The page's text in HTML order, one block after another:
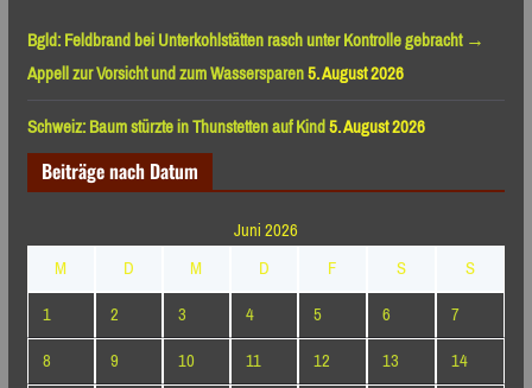
Bgld: Feldbrand bei Unterkohlstätten rasch unter Kontrolle gebracht →
Appell zur Vorsicht und zum Wassersparen5. August 2026
Schweiz: Baum stürzte in Thunstetten auf Kind5. August 2026
Beiträge nach Datum
Juni 2026
M
D M D F S
S
1
2 3 4 5 6
7
8
9 10 11 12 13
14